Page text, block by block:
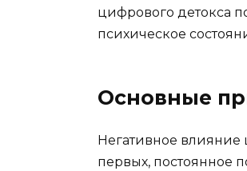
цифрового детокса
психическое
Основные
Негативное влияние
первых, постоянное